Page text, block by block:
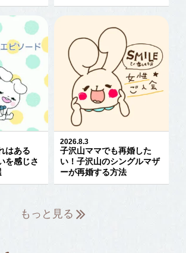
はある
を感じさ
2026.8.3
子沢山ママでも再婚した
い！子沢山のシングルマザ
ーが再婚する方法
もっと見る